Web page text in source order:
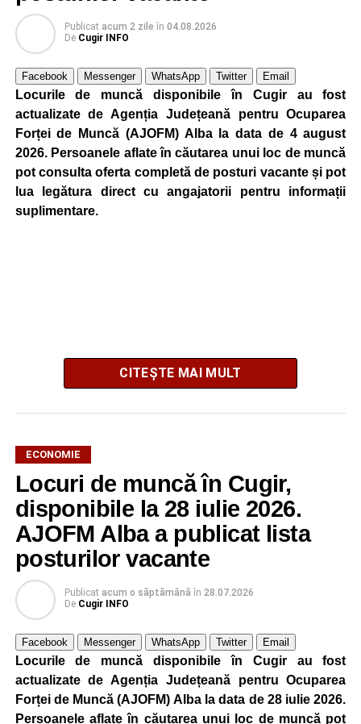
Publicat acum 2 zile în 04.08.2026
De Cugir INFO
Facebook Messenger WhatsApp Twitter Email
Locurile de muncă disponibile în Cugir au fost
actualizate de Agenția Județeană pentru Ocuparea
Forței de Muncă (AJOFM) Alba la data de 4 august
2026. Persoanele aflate în căutarea unui loc de muncă
pot consulta oferta completă de posturi vacante și pot
lua legătura direct cu angajatorii pentru informații
suplimentare.
AJOFM Alba a publicat lista locurilor de muncă vacante
din orașul Cugir, valabilă la data de4 august 2026
Oferta cuprinde posturi din mai multe domenii de
activitate, fiind adresată atât persoanelor cu experiență,
cât și celor aflate la început de carieră.
Cei interesați pot consulta toate locurile de muncă
disponibile accesând platforma oficială ANOFM,
selectând AJOFM Alba, apoi secțiunea„Persoane fizice
– Locuri de muncă vacante”. De asemenea, informații
pot fi obținute direct de la sediul AJOFM Alba sau de la
agenția teritorială de care aparține persoana aflată în
căutarea unui loc de muncă.
CITEȘTE MAI MULT
ECONOMIE
Locuri de muncă în Cugir,
disponibile la 28 iulie 2026.
AJOFM Alba a publicat lista
posturilor vacante
Publicat acum o săptămână în 28.07.2026
De Cugir INFO
Facebook Messenger WhatsApp Twitter Email
Locurile de muncă disponibile în Cugir au fost
actualizate de Agenția Județeană pentru Ocuparea
Forței de Muncă (AJOFM) Alba la data de 28 iulie 2026.
Persoanele aflate în căutarea unui loc de muncă pot